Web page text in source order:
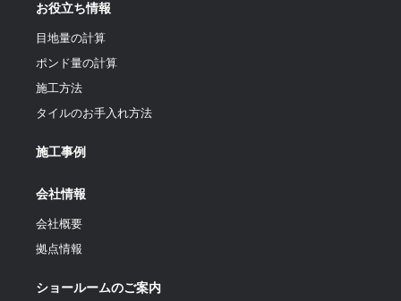
お役立ち情報
目地量の計算
ポンド量の計算
施工方法
タイルのお手入れ方法
施工事例
会社情報
会社概要
拠点情報
ショールームのご案内